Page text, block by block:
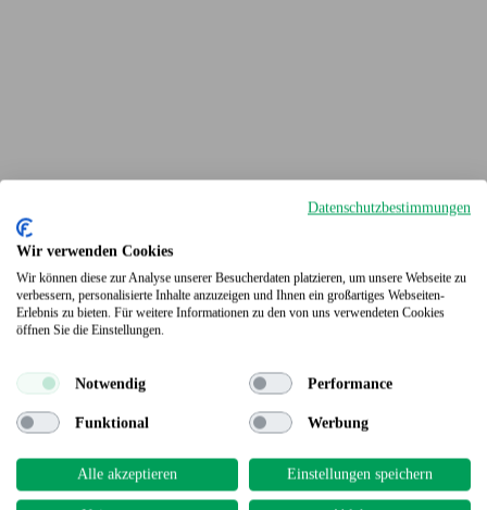
Terrassendielen
Datenschutzbestimmungen
Wir verwenden Cookies
Wir können diese zur Analyse unserer Besucherdaten platzieren, um unsere Webseite zu
verbessern, personalisierte Inhalte anzuzeigen und Ihnen ein großartiges Webseiten-
Erlebnis zu bieten. Für weitere Informationen zu den von uns verwendeten Cookies
öffnen Sie die Einstellungen.
Notwendig Performance
Funktional Werbung
Alle akzeptieren Einstellungen speichern